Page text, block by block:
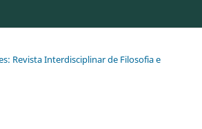
Revista Interdisciplinar de Filosofia e